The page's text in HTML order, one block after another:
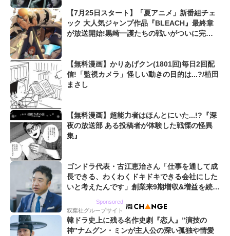
【7月25日スタート】「夏アニメ」新番組チェ
ック 大人気ジャンプ作品『BLEACH』最終章
が放送開始!黒崎一護たちの戦いがついに完結
【無料漫画】かりあげクン(1801回)毎日2回配
信!「監視カメラ」怪しい動きの目的は...?/植田
まさし
【無料漫画】超能力者はほんとにいた...!?『深
夜の放送部 ある投稿者が体験した戦慄の怪異
集』
ゴンドラ代表・古江恵治さん「仕事を通して成
長できる、わくわくドキドキできる会社にした
いと考えたんです」創業来9期増収&増益を続け
Sponsored
双葉社グループサイト
韓ドラ史上に残る名作史劇『恋人』”演技の
神”ナムグン・ミンが主人公の深い孤独や情愛